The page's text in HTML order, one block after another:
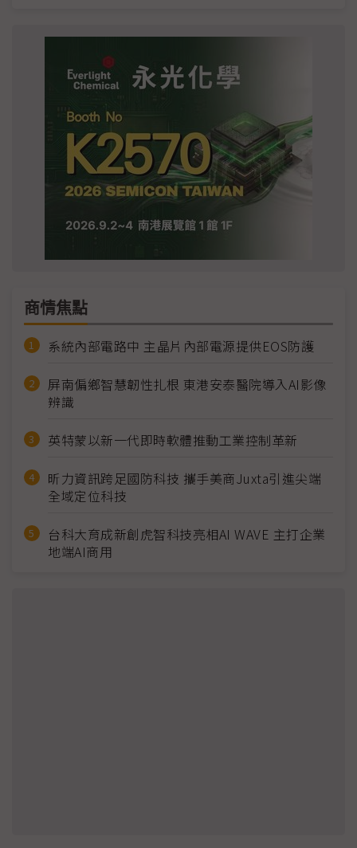
商情焦點
系統內部電路中 主晶片內部電源提供EOS防護
屏南偏鄉智慧韌性扎根 東港安泰醫院導入AI影像
辨識
英特蒙以新一代即時軟體推動工業控制革新
昕力資訊跨足國防科技 攜手美商Juxta引進尖端
全域定位科技
台科大育成新創虎智科技亮相AI WAVE 主打企業
地端AI商用